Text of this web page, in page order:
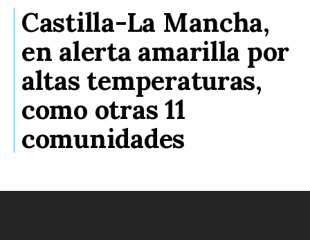
Castilla-La Mancha,
en alerta amarilla por
altas temperaturas,
como otras 11
comunidades